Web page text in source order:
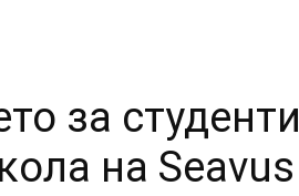
за студенти
на Seavus